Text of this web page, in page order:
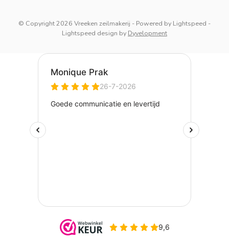
© Copyright 2026 Vreeken zeilmakerij - Powered by Lightspeed -
Lightspeed design by Dyvelopment